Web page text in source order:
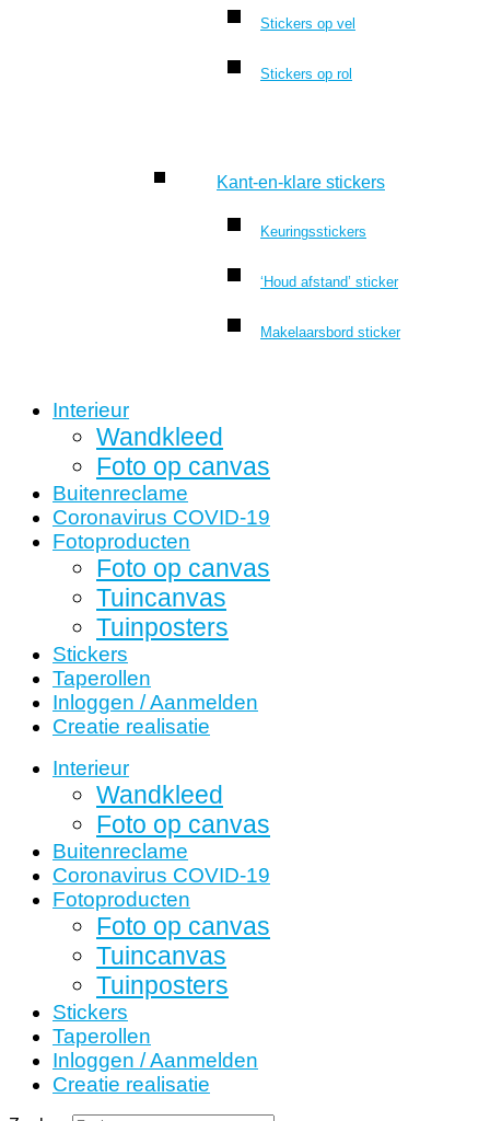
Stickers op vel
Stickers op rol
Kant-en-klare stickers
Keuringsstickers
‘Houd afstand’ sticker
Makelaarsbord sticker
Interieur
Wandkleed
Foto op canvas
Buitenreclame
Coronavirus COVID-19
Fotoproducten
Foto op canvas
Tuincanvas
Tuinposters
Stickers
Taperollen
Inloggen / Aanmelden
Creatie realisatie
Interieur
Wandkleed
Foto op canvas
Buitenreclame
Coronavirus COVID-19
Fotoproducten
Foto op canvas
Tuincanvas
Tuinposters
Stickers
Taperollen
Inloggen / Aanmelden
Creatie realisatie